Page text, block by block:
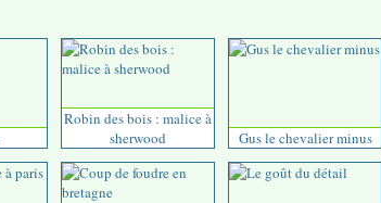
Robin des bois : malice à
sherwood
Gus le chevalier minus